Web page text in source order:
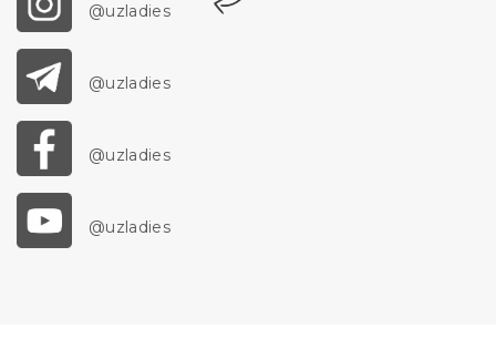
@uzladies
@uzladies
@uzladies
@uzladies